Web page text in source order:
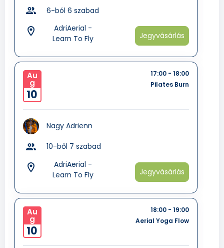
group 6-ból 6 szabad
room
AdriAerial -
Learn To Fly
Jegyvásárlás
17:00 - 18:00
Pilates Burn
Au
g
10
Nagy Adrienn
group 10-ből 7 szabad
room
AdriAerial -
Learn To Fly
Jegyvásárlás
18:00 - 19:00
Aerial Yoga Flow
Au
g
10